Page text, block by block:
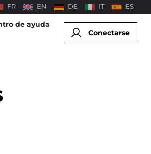
FR EN DE IT ES
de ayuda
Conectarse